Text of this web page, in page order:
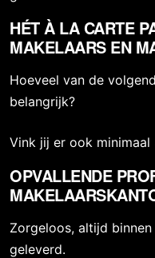
HÉT À LA CARTE
MAKELAARS EN
Hoeveel van de
belangrijk?
Vink jij er ook minimaal
OPVALLENDE
Zorgeloos, altijd
geleverd.